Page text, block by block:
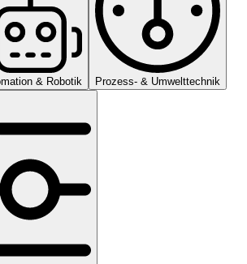
& Robotik Prozess- & Umwelttechnik